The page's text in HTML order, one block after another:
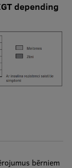
depending
bērniem